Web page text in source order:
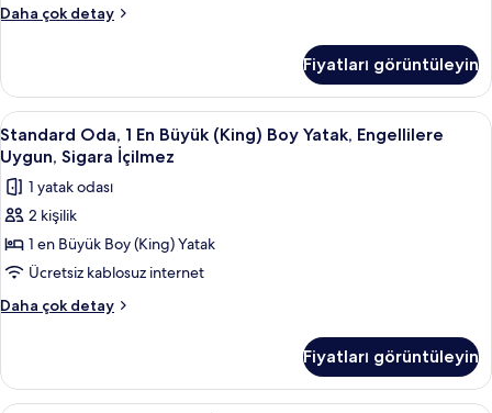
Sigara
tüm
fotoğrafları
görün
Daha çok detay
Junior
Büyük
(King)
Boy
Yatak,
Sigara
İçilmez
hakkında
fazla
detay
Fiyatları görüntüleyin
Standard
Oda,
En
Büyük
(King)
Boy
Yatak,
Sigara
İçilmez
Kaliteli yatak takımı, minibar, odada
8
Standard Oda, 1 En Büyük (King) Boy Yatak, Engellilere
Uygun, Sigara İçilmez
1 yatak odası
2 kişilik
1 en Büyük Boy (King) Yatak
Ücretsiz kablosuz internet
Daha çok detay
Standard
Büyük
(King)
Fiyatları görüntüleyin